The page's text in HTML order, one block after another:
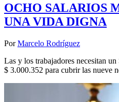
OCHO SALARIOS
UNA VIDA DIGNA
Por Marcelo Rodríguez
Las y los trabajadores necesitan
$ 3.000.352 para cubrir las nueve